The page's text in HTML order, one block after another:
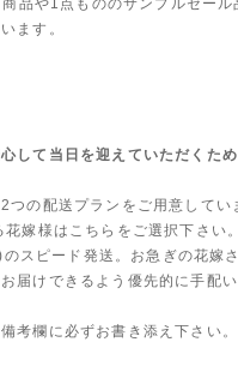
品や1点もののサンプルセール
ます。
して当日を迎えていただくため
の配送プランをご用意してい
嫁様はこちらをご選択下さい。
スピード発送。お急ぎの花嫁さ
届けできるよう優先的に手配い
考欄に必ずお書き添え下さい。